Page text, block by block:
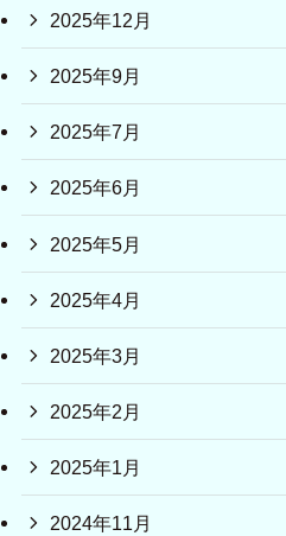
2025年12月
2025年9月
2025年7月
2025年6月
2025年5月
2025年4月
2025年3月
2025年2月
2025年1月
2024年11月